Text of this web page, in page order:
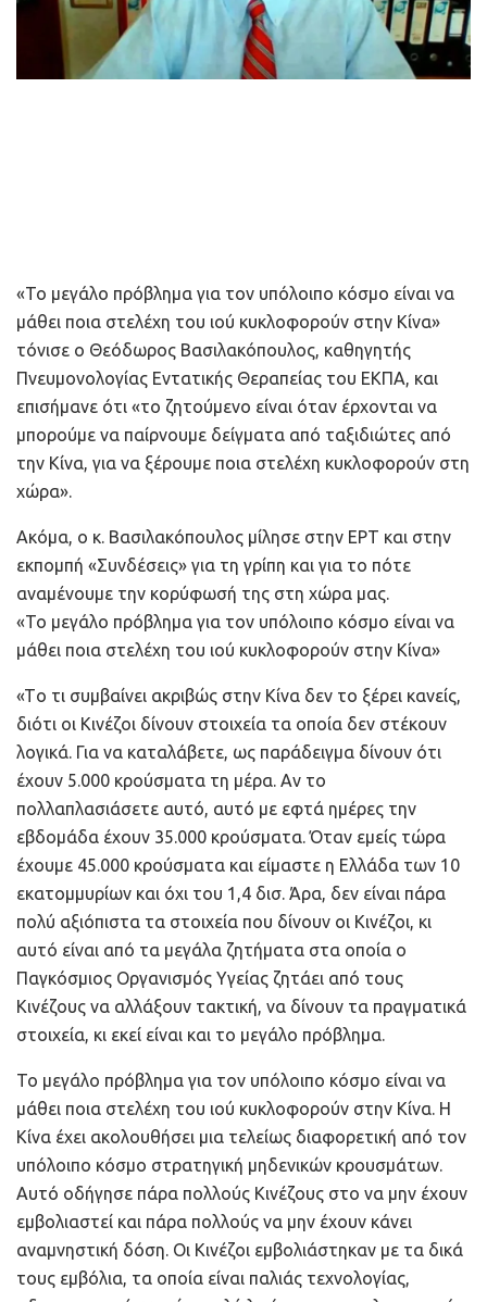
«Το μεγάλο πρόβλημα για τον υπόλοιπο κόσμο είναι να
μάθει ποια στελέχη του ιού κυκλοφορούν στην Κίνα»
τόνισε ο Θεόδωρος Βασιλακόπουλος, καθηγητής
Πνευμονολογίας Εντατικής Θεραπείας του ΕΚΠΑ, και
επισήμανε ότι «το ζητούμενο είναι όταν έρχονται να
μπορούμε να παίρνουμε δείγματα από ταξιδιώτες από
την Κίνα, για να ξέρουμε ποια στελέχη κυκλοφορούν στη
χώρα».
Ακόμα, ο κ. Βασιλακόπουλος μίλησε στην ΕΡΤ και στην
εκπομπή «Συνδέσεις» για τη γρίπη και για το πότε
αναμένουμε την κορύφωσή της στη χώρα μας.
«Το μεγάλο πρόβλημα για τον υπόλοιπο κόσμο είναι να
μάθει ποια στελέχη του ιού κυκλοφορούν στην Κίνα»
«Tο τι συμβαίνει ακριβώς στην Κίνα δεν το ξέρει κανείς,
διότι οι Κινέζοι δίνουν στοιχεία τα οποία δεν στέκουν
λογικά. Για να καταλάβετε, ως παράδειγμα δίνουν ότι
έχουν 5.000 κρούσματα τη μέρα. Αν το
πολλαπλασιάσετε αυτό, αυτό με εφτά ημέρες την
εβδομάδα έχουν 35.000 κρούσματα. Όταν εμείς τώρα
έχουμε 45.000 κρούσματα και είμαστε η Ελλάδα των 10
εκατομμυρίων και όχι του 1,4 δισ. Άρα, δεν είναι πάρα
πολύ αξιόπιστα τα στοιχεία που δίνουν οι Κινέζοι, κι
αυτό είναι από τα μεγάλα ζητήματα στα οποία ο
Παγκόσμιος Οργανισμός Υγείας ζητάει από τους
Κινέζους να αλλάξουν τακτική, να δίνουν τα πραγματικά
στοιχεία, κι εκεί είναι και το μεγάλο πρόβλημα.
Το μεγάλο πρόβλημα για τον υπόλοιπο κόσμο είναι να
μάθει ποια στελέχη του ιού κυκλοφορούν στην Κίνα. Η
Κίνα έχει ακολουθήσει μια τελείως διαφορετική από τον
υπόλοιπο κόσμο στρατηγική μηδενικών κρουσμάτων.
Αυτό οδήγησε πάρα πολλούς Κινέζους στο να μην έχουν
εμβολιαστεί και πάρα πολλούς να μην έχουν κάνει
αναμνηστική δόση. Οι Κινέζοι εμβολιάστηκαν με τα δικά
τους εμβόλια, τα οποία είναι παλιάς τεχνολογίας,